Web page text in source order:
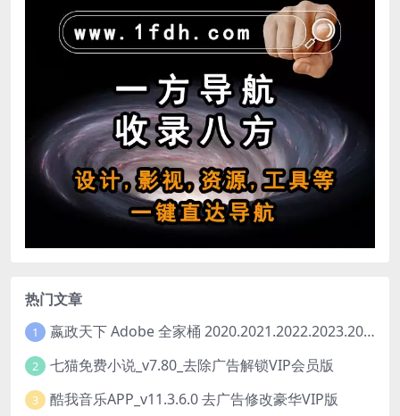
热门文章
1 嬴政天下 Adobe 全家桶 2020.2021.2022.2023.2024.2025大师版（2025年08月版 ）
2 七猫免费小说_v7.80_去除广告解锁VIP会员版
3 酷我音乐APP_v11.3.6.0 去广告修改豪华VIP版